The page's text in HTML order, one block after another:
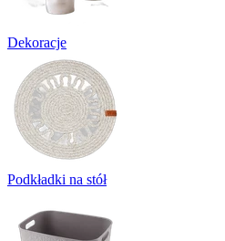
Dekoracje
Podkładki na stół